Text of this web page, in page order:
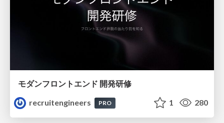
モダンフロントエンド 開発研修
recruitengineers
PRO 1 280